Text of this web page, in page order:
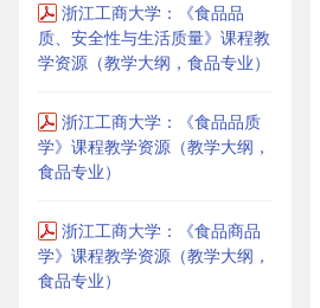
浙江工商大学：《食品品
质、安全性与生活质量》课程教
学资源（教学大纲，食品专业）
浙江工商大学：《食品品质
学》课程教学资源（教学大纲，
食品专业）
浙江工商大学：《食品商品
学》课程教学资源（教学大纲，
食品专业）